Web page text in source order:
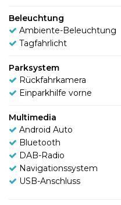
Beleuchtung
Ambiente-Beleuchtung
Tagfahrlicht
Parksystem
Rückfahrkamera
Einparkhilfe vorne
Multimedia
Android Auto
Bluetooth
DAB-Radio
Navigationssystem
USB-Anschluss